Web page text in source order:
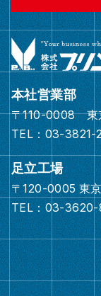
本社営業部
〒110-0008 東
TEL：03-
足立工場
〒120-0005 東
TEL：03-